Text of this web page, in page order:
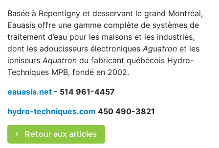
Basée à Repentigny et desservant le grand Montréal,
Eauasis offre une gamme complète de systèmes de
traitement d’eau pour les maisons et les industries,
dont les adoucisseurs électroniques Aguatron et les
ioniseurs Aquatron du fabricant québécois Hydro-
Techniques MPB, fondé en 2002.
eauasis.net - 514 961-4457
hydro-techniques.com 450 490-3821
Retour aux articles